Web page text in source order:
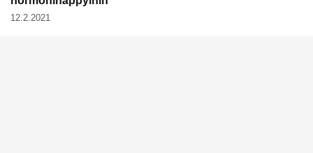
12.2.2021